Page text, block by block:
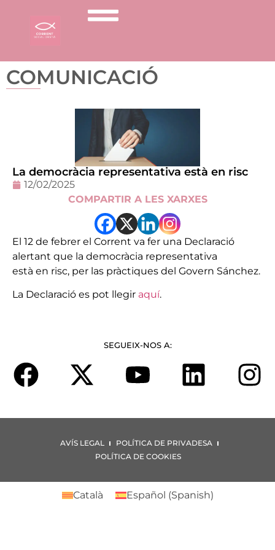
COMUNICACIÓ
La democràcia representativa està en risc
12/02/2025
COMPARTIR A LES XARXES
El 12 de febrer el Corrent va fer una Declaració
alertant que la democràcia representativa
està en risc, per las pràctiques del Govern Sánchez.
La Declaració es pot llegir aquí.
SEGUEIX-NOS A:
AVÍS LEGAL
POLÍTICA DE PRIVADESA
POLÍTICA DE COOKIES
Català Español (Spanish)